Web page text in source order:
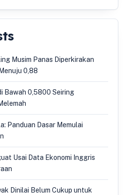
Musim Panas Diperkirakan
0,88
Bawah 0,5800 Seiring
Panduan Dasar Memulai
Usai Data Ekonomi Inggris
Dinilai Belum Cukup untuk